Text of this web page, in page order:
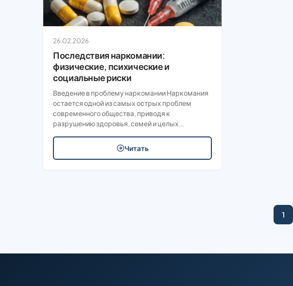
26.02.2026
Последствия наркомании:
физические, психические и
социальные риски
Введение в проблему наркомании Наркомания
остается одной из самых острых проблем
современного общества, приводя к
разрушению здоровья, семей и целых…
Читать
1